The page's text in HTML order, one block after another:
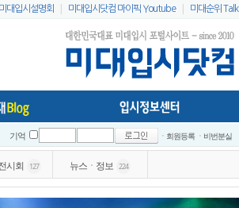
미대입시설명회 | 미대입시닷컴 마이픽 Youtube | 미대순위 Talk
기억 ㆍ회원등록 ㆍ비번분실
시회 127 뉴스ㆍ정보 224